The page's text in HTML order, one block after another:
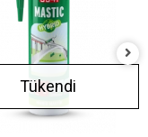
Tükendi